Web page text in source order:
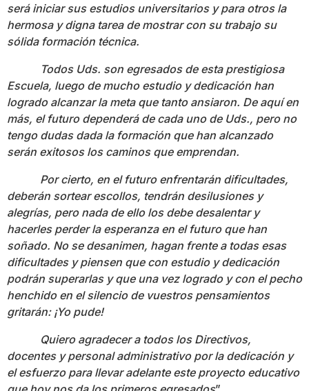
será iniciar sus estudios universitarios y para otros la
hermosa y digna tarea de mostrar con su trabajo su
sólida formación técnica.
Todos Uds. son egresados de esta prestigiosa
Escuela, luego de mucho estudio y dedicación han
logrado alcanzar la meta que tanto ansiaron. De aquí en
más, el futuro dependerá de cada uno de Uds., pero no
tengo dudas dada la formación que han alcanzado
serán exitosos los caminos que emprendan.
Por cierto, en el futuro enfrentarán dificultades,
deberán sortear escollos, tendrán desilusiones y
alegrías, pero nada de ello los debe desalentar y
hacerles perder la esperanza en el futuro que han
soñado. No se desanimen, hagan frente a todas esas
dificultades y piensen que con estudio y dedicación
podrán superarlas y que una vez logrado y con el pecho
henchido en el silencio de vuestros pensamientos
gritarán: ¡Yo pude!
Quiero agradecer a todos los Directivos,
docentes y personal administrativo por la dedicación y
el esfuerzo para llevar adelante este proyecto educativo